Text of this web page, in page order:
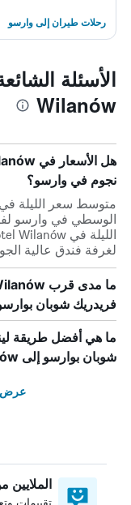
رحلات طيران إلى وارسو
Wilanów
نجوم في وارسو؟
لغرفة فندق عالية
فريدريك شوبان
ما هي أفضل طريقة
شوبان بوارسو إلى Hotel Wilanów؟
عرض
الملايين
تقييمات